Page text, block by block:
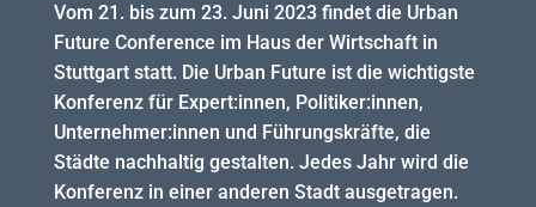
Vom 21. bis zum 23. Juni 2023 findet die Urban
Future Conference im Haus der Wirtschaft in
Stuttgart statt. Die Urban Future ist die wichtigste
Konferenz für Expert:innen, Politiker:innen,
Unternehmer:innen und Führungskräfte, die
Städte nachhaltig gestalten. Jedes Jahr wird die
Konferenz in einer anderen Stadt ausgetragen.